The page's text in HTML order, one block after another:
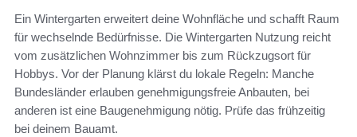
Ein Wintergarten erweitert deine Wohnfläche und schafft Raum
für wechselnde Bedürfnisse. Die Wintergarten Nutzung reicht
vom zusätzlichen Wohnzimmer bis zum Rückzugsort für
Hobbys. Vor der Planung klärst du lokale Regeln: Manche
Bundesländer erlauben genehmigungsfreie Anbauten, bei
anderen ist eine Baugenehmigung nötig. Prüfe das frühzeitig
bei deinem Bauamt.